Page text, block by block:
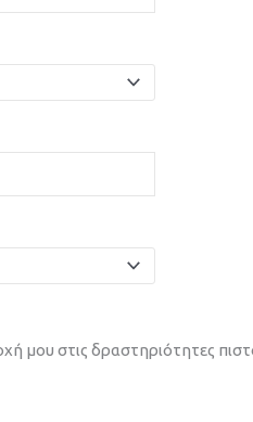
μου στις δραστηριότητες